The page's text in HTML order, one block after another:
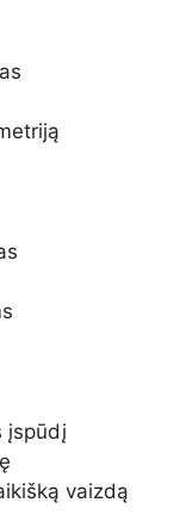
įspūdį
vaizdą